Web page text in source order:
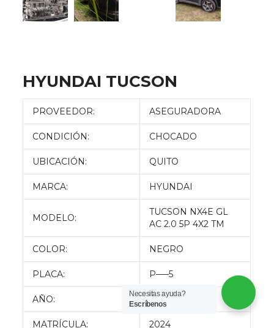
HYUNDAI TUCSON
PROVEEDOR: ASEGURADORA
CONDICIÓN: CHOCADO
UBICACIÓN: QUITO
MARCA: HYUNDAI
MODELO:
TUCSON NX4E GL
AC 2.0 5P 4X2 TM
COLOR: NEGRO
PLACA: P—–5
AÑO: 2024
MATRÍCULA: 2024
Necesitas ayuda?
Escríbenos